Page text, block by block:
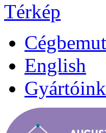
Térkép
English
Gyártóink